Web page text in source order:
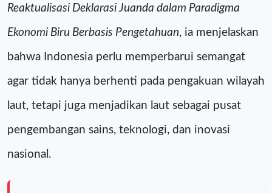
Reaktualisasi Deklarasi Juanda dalam Paradigma
Ekonomi Biru Berbasis Pengetahuan, ia menjelaskan
bahwa Indonesia perlu memperbarui semangat
agar tidak hanya berhenti pada pengakuan wilayah
laut, tetapi juga menjadikan laut sebagai pusat
pengembangan sains, teknologi, dan inovasi
nasional.